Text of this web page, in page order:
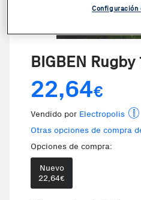
BIGBEN Rugby
22,64€
Vendido por Electropolis
Otras opciones de compra
Opciones de compra:
Nuevo
22,64€
Configuración